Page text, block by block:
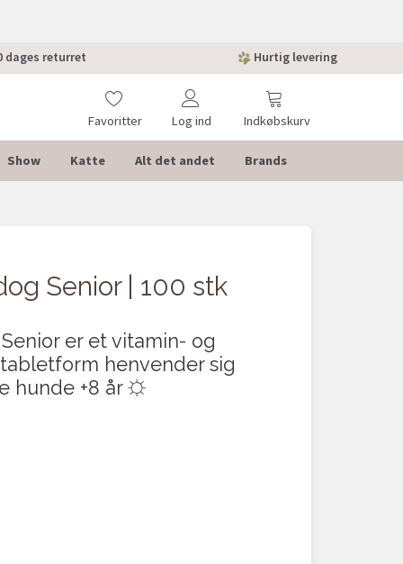
dages returret Hurtig levering
Indkøbskurv
Favoritter Log ind
Show Katte Alt det andet Brands
Senior | 100 stk
er et vitamin- og
henvender sig
hunde +8 år ☼